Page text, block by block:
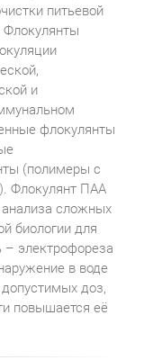
питьевой
Флокулянты
и
флокулянты
(полимеры с
Флокулянт ПАА
анализа сложных
биологии для
– электрофореза
в воде
доз,
повышается её